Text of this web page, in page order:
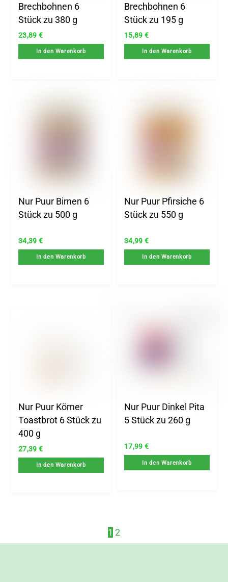
Brechbohnen 6
Stück zu 380 g
23,89 €
In den Warenkorb
Brechbohnen 6
Stück zu 195 g
15,89 €
In den Warenkorb
Nur Puur Birnen 6
Stück zu 500 g
34,39 €
In den Warenkorb
Nur Puur Pfirsiche 6
Stück zu 550 g
34,99 €
In den Warenkorb
Nur Puur Körner
Toastbrot 6 Stück zu
400 g
27,39 €
In den Warenkorb
Nur Puur Dinkel Pita
5 Stück zu 260 g
17,99 €
In den Warenkorb
1 2